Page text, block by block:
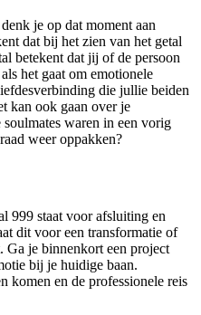
je op dat moment aan
dat bij het zien van het getal
betekent dat jij of de persoon
het gaat om emotionele
die jullie beiden
kan ook gaan over je
waren in een vorig
weer oppakken?
999 staat voor afsluiting en
dit voor een transformatie of
Ga je binnenkort een project
bij je huidige baan.
komen en de professionele reis